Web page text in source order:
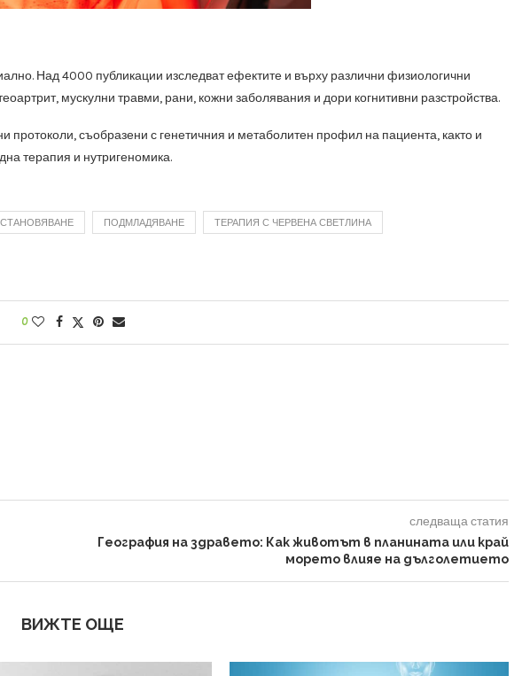
Над 4000 публикации изследват ефектите и върху различни физиологични
мускулни травми, рани, кожни заболявания и дори когнитивни разстройства.
съобразени с генетичния и метаболитен профил на пациента, както и
терапия и нутригеномика.
ПОДМЛАДЯВАНЕ ТЕРАПИЯ С ЧЕРВЕНА СВЕТЛИНА
0
следваща статия
География на здравето: Как животът в планината или край
морето влияе на дълголетието
ВИЖТЕ ОЩЕ